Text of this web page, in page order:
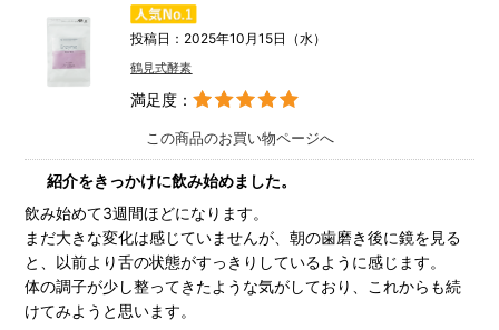
投稿日：2025年10月15日（水）
鶴見式酵素
満足度：
この商品のお買い物ページへ
紹介をきっかけに飲み始めました。
飲み始めて3週間ほどになります。
まだ大きな変化は感じていませんが、朝の歯磨き後に鏡を見る
と、以前より舌の状態がすっきりしているように感じます。
体の調子が少し整ってきたような気がしており、これからも続
けてみようと思います。